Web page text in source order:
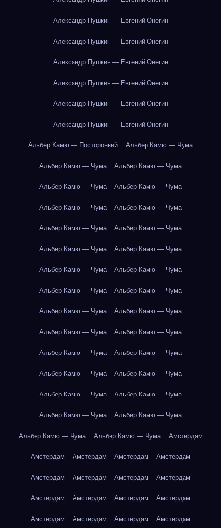
Александр Пушкин — Евгений Онегин
Александр Пушкин — Евгений Онегин
Александр Пушкин — Евгений Онегин
Александр Пушкин — Евгений Онегин
Александр Пушкин — Евгений Онегин
Александр Пушкин — Евгений Онегин
Альбер Камю — Посторонний Альбер Камю — Чума
Альбер Камю — Чума Альбер Камю — Чума
Альбер Камю — Чума Альбер Камю — Чума
Альбер Камю — Чума Альбер Камю — Чума
Альбер Камю — Чума Альбер Камю — Чума
Альбер Камю — Чума Альбер Камю — Чума
Альбер Камю — Чума Альбер Камю — Чума
Альбер Камю — Чума Альбер Камю — Чума
Альбер Камю — Чума Альбер Камю — Чума
Альбер Камю — Чума Альбер Камю — Чума
Альбер Камю — Чума Альбер Камю — Чума
Альбер Камю — Чума Альбер Камю — Чума
Альбер Камю — Чума Альбер Камю — Чума
Альбер Камю — Чума Альбер Камю — Чума
Альбер Камю — Чума Альбер Камю — Чума Амстердам
Амстердам Амстердам Амстердам Амстердам
Амстердам Амстердам Амстердам Амстердам
Амстердам Амстердам Амстердам Амстердам
Амстердам Амстердам Амстердам Амстердам